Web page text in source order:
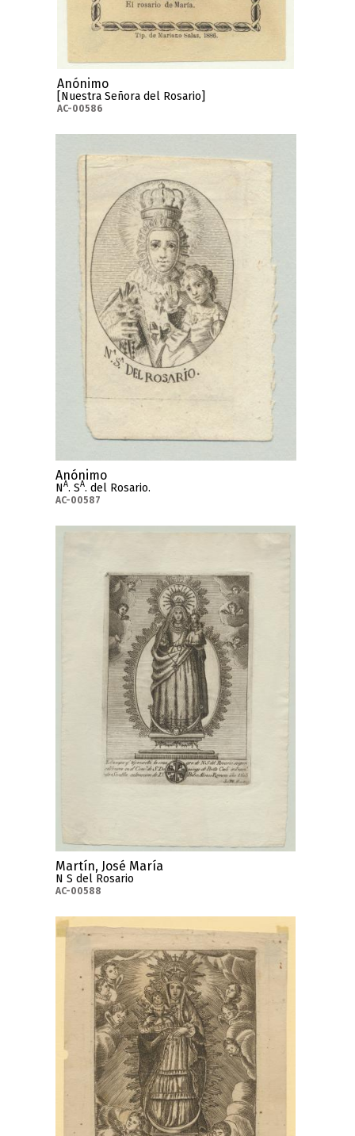
Anónimo
[Nuestra Señora del Rosario]
AC-00586
Anónimo
NA. SA. del Rosario.
AC-00587
Martín, José María
N S del Rosario
AC-00588